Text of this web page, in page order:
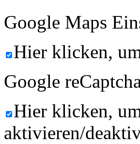
Google Maps
Hier klicken,
Google
Hier klicken,
aktivieren/